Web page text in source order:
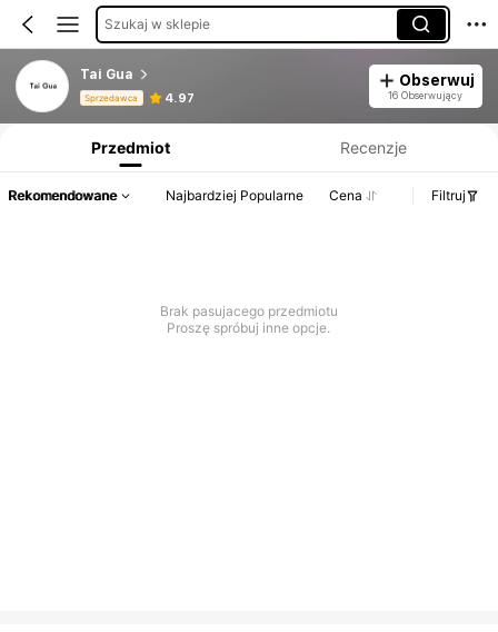
Szukaj w sklepie
Tai Gua
Sprzedawca 4.97
Obserwuj
16 Obserwujący
Przedmiot Recenzje
Rekomendowane Najbardziej Popularne Cena Filtruj
Brak pasujacego przedmiotu
Proszę spróbuj inne opcje.